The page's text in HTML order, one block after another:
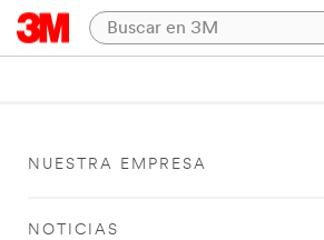
NUESTRA EMPRESA
NOTICIAS